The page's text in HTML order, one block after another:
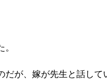
だが、嫁が先生と話し